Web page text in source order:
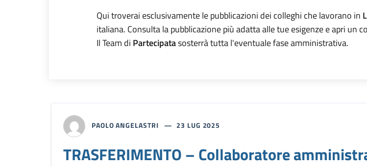
Dettagli dell'argomento
Qui troverai esclusivamente le pubblicazioni dei colleghi che lavorano in
italiana. Consulta la pubblicazione più adatta alle tue esigenze e apri un
Il Team di Partecipatasosterrà tutta l'eventuale fase amministrativa.
PAOLO ANGELASTRI 23 LUG 2025
TRASFERIMENTO – Collaboratore